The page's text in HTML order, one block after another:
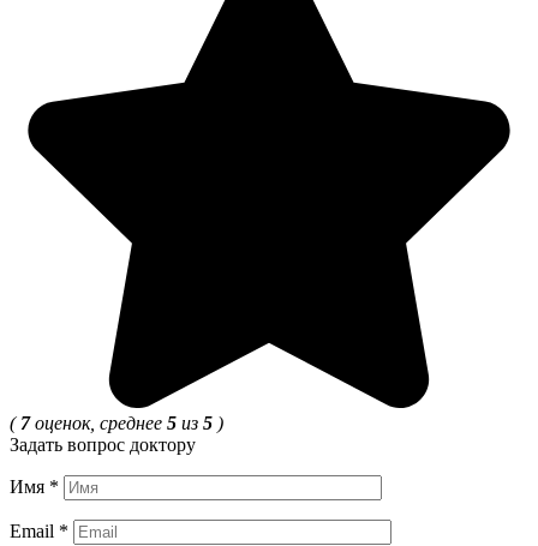
( 7оценок, среднее 5 из 5 )
Задать вопрос доктору
Имя *
Email *